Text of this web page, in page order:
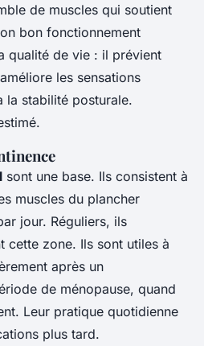
de muscles qui soutient
bon fonctionnement
qualité de vie : il prévient
les sensations
la stabilité posturale.
sont une base. Ils consistent à
muscles du plancher
jour. Réguliers, ils
cette zone. Ils sont utiles à
après un
de ménopause, quand
Leur pratique quotidienne
plus tard.